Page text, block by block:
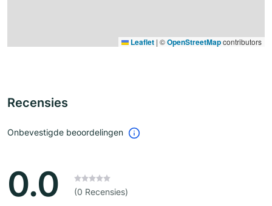
Leaflet | ©OpenStreetMapcontributors
Recensies
Onbevestigde beoordelingen
0.0 (0 Recensies)